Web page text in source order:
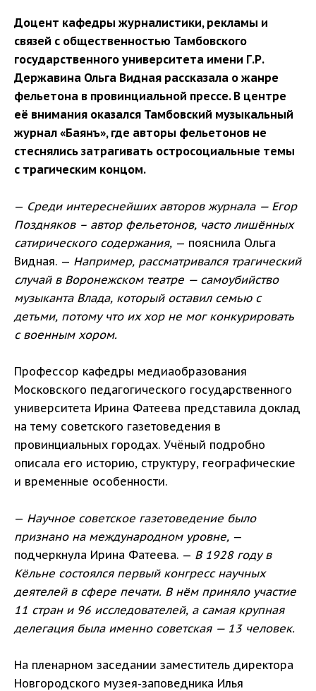
Доцент кафедры журналистики, рекламы и
связей с общественностью Тамбовского
государственного университета имени Г.Р.
Державина Ольга Видная рассказала о жанре
фельетона в провинциальной прессе. В центре
её внимания оказался Тамбовский музыкальный
журнал «Баянъ», где авторы фельетонов не
стеснялись затрагивать остросоциальные темы
с трагическим концом.
— Среди интереснейших авторов журнала — Егор
Поздняков – автор фельетонов, часто лишённых
сатирического содержания, — пояснила Ольга
Видная. — Например, рассматривался трагический
случай в Воронежском театре — самоубийство
музыканта Влада, который оставил семью с
детьми, потому что их хор не мог конкурировать
с военным хором.
Профессор кафедры медиаобразования
Московского педагогического государственного
университета Ирина Фатеева представила доклад
на тему советского газетоведения в
провинциальных городах. Учёный подробно
описала его историю, структуру, географические
и временные особенности.
— Научное советское газетоведение было
признано на международном уровне, —
подчеркнула Ирина Фатеева. — В 1928 году в
Кёльне состоялся первый конгресс научных
деятелей в сфере печати. В нём приняло участие
11 стран и 96 исследователей, а самая крупная
делегация была именно советская — 13 человек.
На пленарном заседании заместитель директора
Новгородского музея-заповедника Илья